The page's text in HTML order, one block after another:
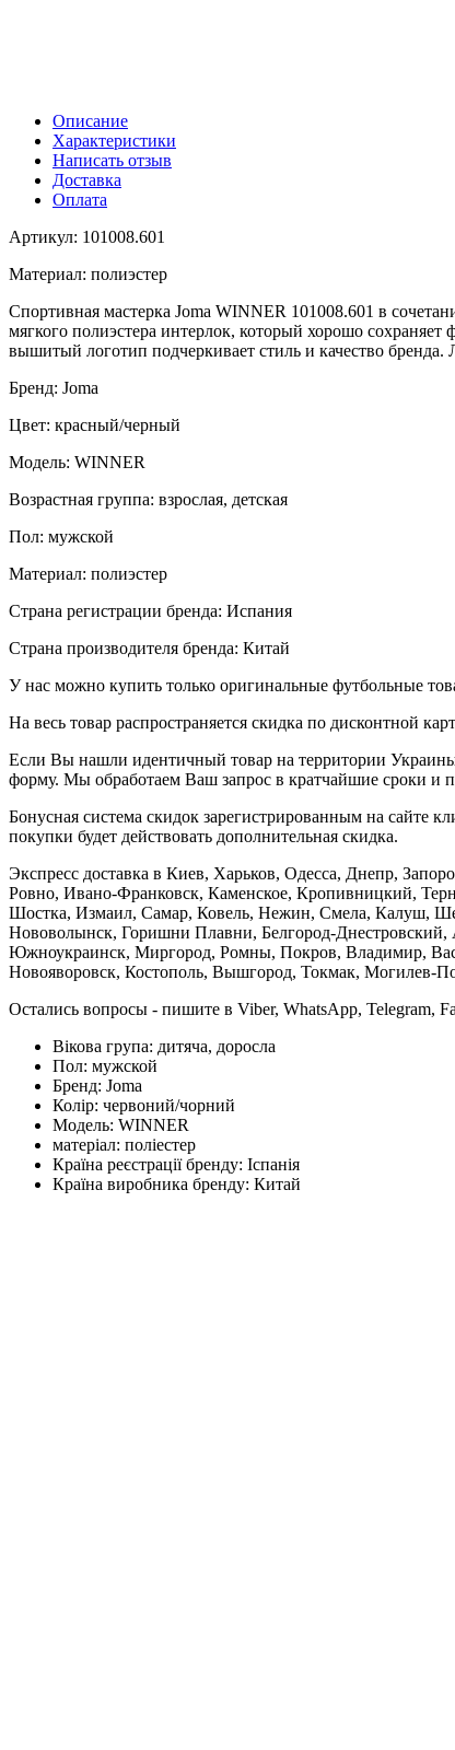
Описание
Характеристики
Написать отзыв
Доставка
Оплата
Артикул: 101008.601
Материал: полиэстер
Спортивная мастерка Joma WINNER 101008.601 в
мягкого полиэстера интерлок, который хорошо
вышитый логотип подчеркивает стиль и качество
Бренд: Joma
Цвет: красный/черный
Модель: WINNER
Возрастная группа: взрослая, детская
Пол: мужской
Материал: полиэстер
Страна регистрации бренда: Испания
Страна производителя бренда: Китай
У нас можно купить только оригинальные футбольные
На весь товар распространяется скидка по дисконтной
Если Вы нашли идентичный товар на территории
форму. Мы обработаем Ваш запрос в кратчайшие сроки и
Бонусная система скидок зарегистрированным на сайте
покупки будет действовать дополнительная скидка.
Экспресс доставка в Киев, Харьков, Одесса, Днепр,
Ровно, Ивано-Франковск, Каменское, Кропивницкий,
Шостка, Измаил, Самар, Ковель, Нежин, Смела, Калуш,
Нововолынск, Горишни Плавни, Белгород-
Южноукраинск, Миргород, Ромны, Покров, Владимир,
Новояворовск, Костополь, Вышгород, Токмак, Могилев-
Остались вопросы - пишите в Viber, WhatsApp, Telegram,
Вікова група: дитяча, доросла
Пол: мужской
Бренд: Joma
Колір: червоний/чорний
Модель: WINNER
матеріал: поліестер
Країна реєстрації бренду: Іспанія
Країна виробника бренду: Китай